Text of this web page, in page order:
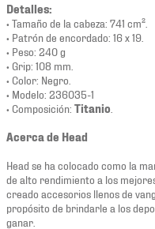
Detalles:
• Tamaño de la cabeza: 741 cm².
• Patrón de encordado: 16 x 19.
• Peso: 240 g
• Grip: 108 mm.
• Color: Negro.
• Modelo: 236035-1
• Composición: Titanio
Acerca de Head
Head se ha colocado como la
de alto rendimiento a los
creado accesorios llenos de
propósito de brindarle a los
ganar.